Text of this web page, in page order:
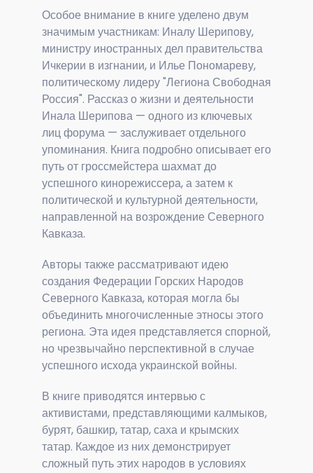
Особое внимание в книге уделено двум
значимым участникам: Иналу Шерипову,
министру иностранных дел правительства
Ичкерии в изгнании, и Илье Пономареву,
политическому лидеру "Легиона Свободная
Россия". Рассказ о жизни и деятельности
Инала Шерипова — одного из ключевых
лиц форума — заслуживает отдельного
упоминания. Книга подробно описывает его
путь от гроссмейстера шахмат до
успешного кинорежиссера, а затем к
политической и культурной деятельности,
направленной на возрождение Северного
Кавказа.
Авторы также рассматривают идею
создания Федерации Горских Народов
Северного Кавказа, которая могла бы
объединить многочисленные этносы этого
региона. Эта идея представляется спорной,
но чрезвычайно перспективной в случае
успешного исхода украинской войны.
В книге приводятся интервью с
активистами, представляющими калмыков,
бурят, башкир, татар, саха и крымских
татар. Каждое из них демонстрирует
сложный путь этих народов в условиях